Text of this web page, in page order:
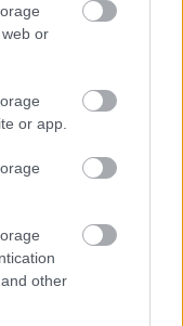
or
or app.
other
a teljesen új
építése
jelzőlámpás